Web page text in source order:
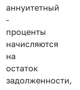
аннуитетный
-
проценты
начисляются
на
остаток
задолженности,